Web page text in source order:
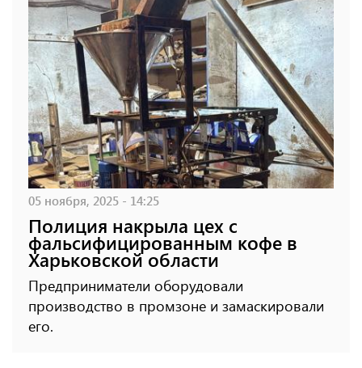
05 ноября, 2025 - 14:25
Полиция накрыла цех с
фальсифицированным кофе в
Харьковской области
Предприниматели оборудовали
производство в промзоне и замаскировали
его.